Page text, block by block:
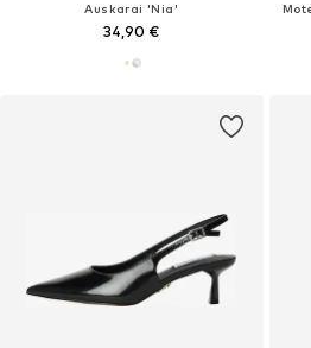
Auskarai 'Nia'
34,90 €